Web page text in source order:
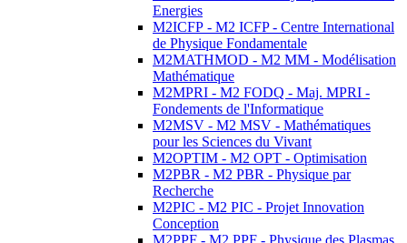
Energies
M2ICFP - M2 ICFP - Centre International
de Physique Fondamentale
M2MATHMOD - M2 MM - Modélisation
Mathématique
M2MPRI - M2 FODQ - Maj. MPRI -
Fondements de l'Informatique
M2MSV - M2 MSV - Mathématiques
pour les Sciences du Vivant
M2OPTIM - M2 OPT - Optimisation
M2PBR - M2 PBR - Physique par
Recherche
M2PIC - M2 PIC - Projet Innovation
Conception
M2PPF - M2 PPF - Physique des Plasmas